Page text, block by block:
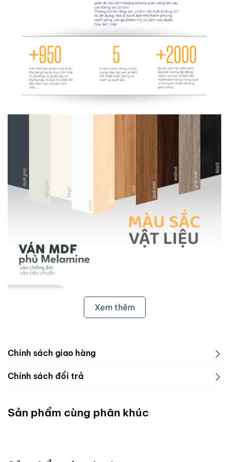
Xem thêm
Chính sách giao hàng
1. Freeship & Lắp đặt cho khách hàng các tỉnh thành
Miền Bắc
Chính sách đổi trả
Sản phẩm cùng phân khúc